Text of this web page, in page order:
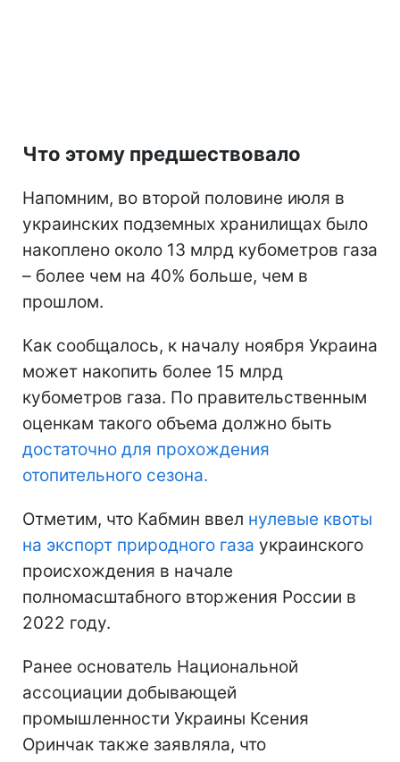
Что этому предшествовало
Напомним, во второй половине июля в
украинских подземных хранилищах было
накоплено около 13 млрд кубометров газа
– более чем на 40% больше, чем в
прошлом.
Как сообщалось, к началу ноября Украина
может накопить более 15 млрд
кубометров газа. По правительственным
оценкам такого объема должно быть
достаточно для прохождения
отопительного сезона.
Отметим, что Кабмин ввел нулевые квоты
на экспорт природного газа украинского
происхождения в начале
полномасштабного вторжения России в
2022 году.
Ранее основатель Национальной
ассоциации добывающей
промышленности Украины Ксения
Оринчак также заявляла, что